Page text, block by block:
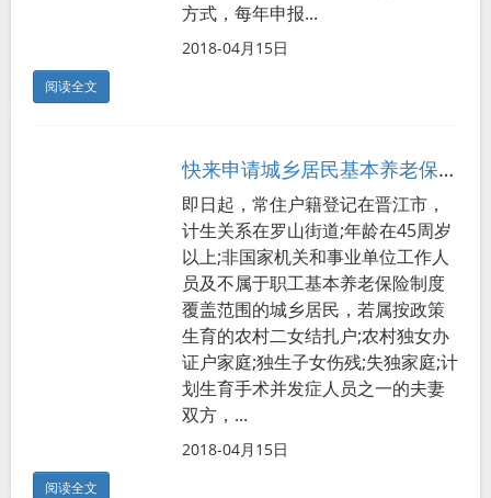
方式，每年申报...
2018-04月15日
阅读全文
快来申请城乡居民基本养老保险补助
即日起，常住户籍登记在晋江市，
计生关系在罗山街道;年龄在45周岁
以上;非国家机关和事业单位工作人
员及不属于职工基本养老保险制度
覆盖范围的城乡居民，若属按政策
生育的农村二女结扎户;农村独女办
证户家庭;独生子女伤残;失独家庭;计
划生育手术并发症人员之一的夫妻
双方，...
2018-04月15日
阅读全文